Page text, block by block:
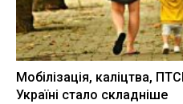
Мобілізація, каліцтва,
Україні стало складніше